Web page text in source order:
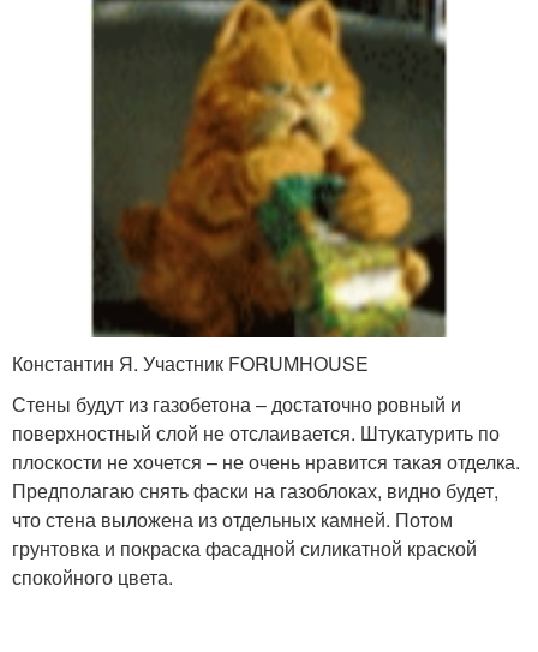
Константин Я. Участник FORUMHOUSE
Стены будут из газобетона – достаточно ровный и
поверхностный слой не отслаивается. Штукатурить по
плоскости не хочется – не очень нравится такая отделка.
Предполагаю снять фаски на газоблоках, видно будет,
что стена выложена из отдельных камней. Потом
грунтовка и покраска фасадной силикатной краской
спокойного цвета.